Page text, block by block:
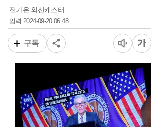
전가은 외신캐스터
입력2024-09-20 06:48
구독